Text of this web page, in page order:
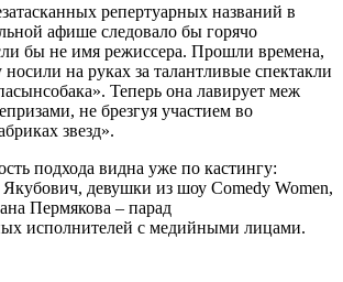
репертуарных названий в
афише следовало бы горячо
бы не имя режиссера. Прошли времена,
на руках за талантливые спектакли
Теперь она лавирует меж
не брезгуя участием во
звезд».
подхода видна уже по кастингу:
Якубович, девушки из шоу Comedy Women,
Пермякова – парад
исполнителей с медийными лицами.